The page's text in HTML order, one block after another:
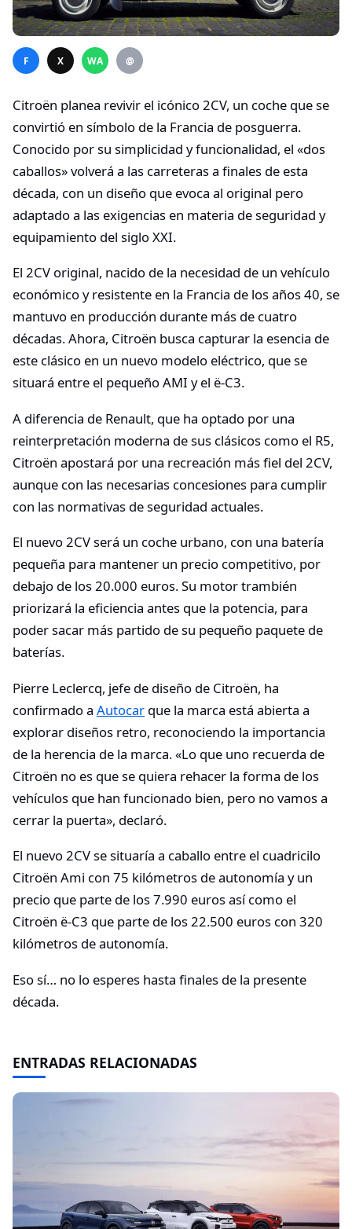
F X WA @
Citroën planea revivir el icónico 2CV, un coche que se
convirtió en símbolo de la Francia de posguerra.
Conocido por su simplicidad y funcionalidad, el «dos
caballos» volverá a las carreteras a finales de esta
década, con un diseño que evoca al original pero
adaptado a las exigencias en materia de seguridad y
equipamiento del siglo XXI.
El 2CV original, nacido de la necesidad de un vehículo
económico y resistente en la Francia de los años 40, se
mantuvo en producción durante más de cuatro
décadas. Ahora, Citroën busca capturar la esencia de
este clásico en un nuevo modelo eléctrico, que se
situará entre el pequeño AMI y el ë-C3.
A diferencia de Renault, que ha optado por una
reinterpretación moderna de sus clásicos como el R5,
Citroën apostará por una recreación más fiel del 2CV,
aunque con las necesarias concesiones para cumplir
con las normativas de seguridad actuales.
El nuevo 2CV será un coche urbano, con una batería
pequeña para mantener un precio competitivo, por
debajo de los 20.000 euros. Su motor trambién
priorizará la eficiencia antes que la potencia, para
poder sacar más partido de su pequeño paquete de
baterías.
Pierre Leclercq, jefe de diseño de Citroën, ha
confirmado a Autocar que la marca está abierta a
explorar diseños retro, reconociendo la importancia
de la herencia de la marca. «Lo que uno recuerda de
Citroën no es que se quiera rehacer la forma de los
vehículos que han funcionado bien, pero no vamos a
cerrar la puerta», declaró.
El nuevo 2CV se situaría a caballo entre el cuadricilo
Citroën Ami con 75 kilómetros de autonomía y un
precio que parte de los 7.990 euros así como el
Citroën ë-C3 que parte de los 22.500 euros con 320
kilómetros de autonomía.
Eso sí… no lo esperes hasta finales de la presente
década.
ENTRADAS RELACIONADAS